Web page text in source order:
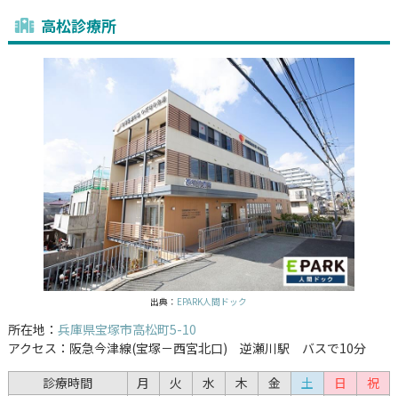
高松診療所
出典： EPARK人間ドック
所在地： 兵庫県宝塚市高松町5-10
アクセス：阪急今津線(宝塚－西宮北口) 逆瀬川駅 バスで10分
診療時間
月 火 水 木 金 土 日
祝